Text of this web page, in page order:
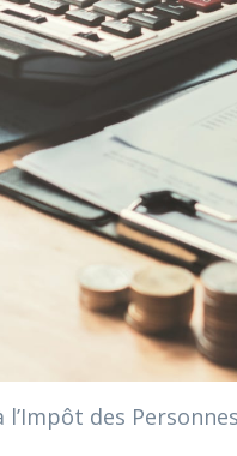
des